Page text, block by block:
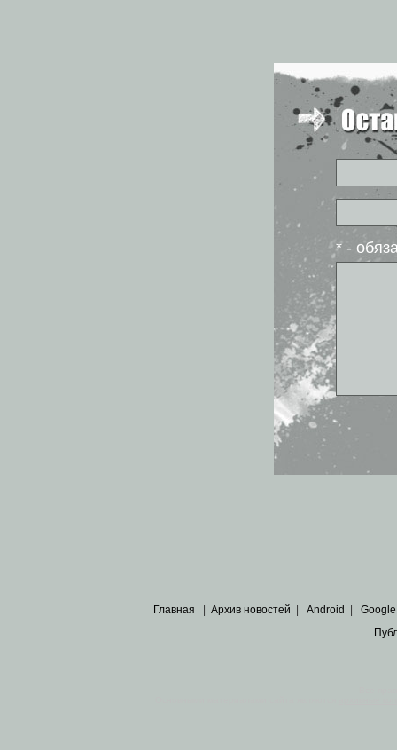
* -
Главная Архив новостей Android Google